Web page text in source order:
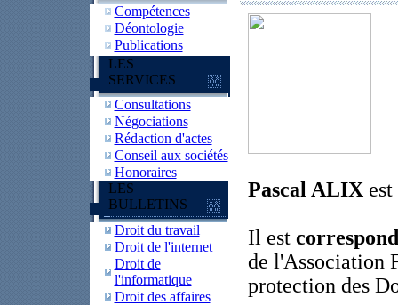
Compétences
Déontologie
Publications
LES
SERVICES
Consultations
Négociations
Rédaction d'actes
Conseil aux sociétés
Honoraires
LES
BULLETINS
Droit du travail
Droit de l'internet
Droit de
l'informatique
Droit des affaires
Pascal ALIXest
Il est
de l'Association
protection des